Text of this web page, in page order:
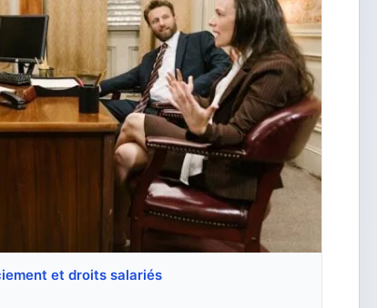
et droits salariés